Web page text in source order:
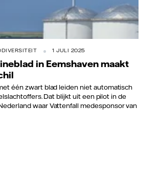
1 JULI 2025
in Eemshaven maakt
één zwart blad leiden niet automatisch
Dat blijkt uit een pilot in de
waar Vattenfall medesponsor van